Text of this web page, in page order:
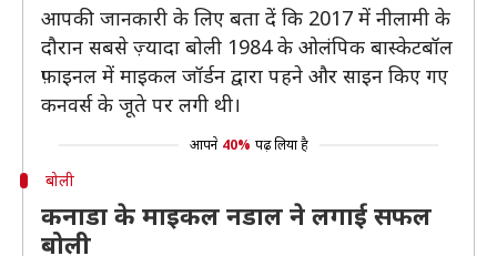
आपकी जानकारी के लिए बता दें कि 2017 में नीलामी के
दौरान सबसे ज़्यादा बोली 1984 के ओलंपिक बास्केटबॉल
फ़ाइनल में माइकल जॉर्डन द्वारा पहने और साइन किए गए
कनवर्स के जूते पर लगी थी।
आपने 40% पढ़ लिया है
बोली
कनाडा के माइकल नडाल ने लगाई सफल
बोली